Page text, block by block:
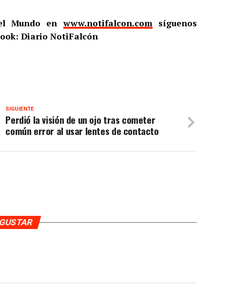
Mundo enwww.notifalcon.comsíguenos
Diario NotiFalcón
SIGUIENTE
Perdió la visión de un ojo tras cometer
común error al usar lentes de contacto